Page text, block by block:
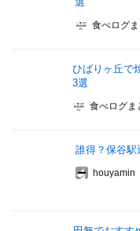
食べログ
ひばりヶ丘で
3選
食べログま
誰得？保谷駅
houyamin